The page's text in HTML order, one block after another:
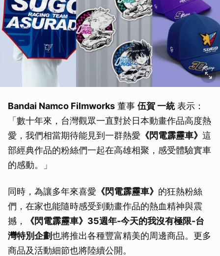
Bandai Namco Filmworks 董事 伍賀 一統表示：
「數十年來，台灣觀眾一直對於日本動畫作品高度熱
愛，我們相當期待能見到一群熱愛 《閃電霹靂車》 這
部經典作品的粉絲們一起在高雄相聚，感受體驗實車
的感動。」
同時，為讓多年來喜愛 《閃電霹靂車》 的狂熱粉絲
們，在家也能隨時感受到動畫作品的熱血精神與震
撼，
《閃電霹靂車》35週年-今天的我沒有極限-台
灣特別企劃也將推出各種豐富精美的周邊商品。更多
商品及活動細節也將陸續公開。